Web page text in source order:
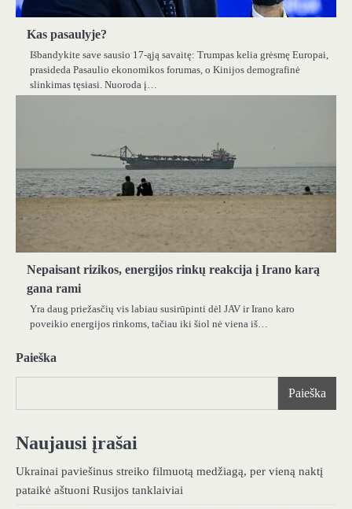
Kas pasaulyje?
Išbandykite save sausio 17-ąją savaitę: Trumpas kelia grėsmę Europai,
prasideda Pasaulio ekonomikos forumas, o Kinijos demografinė
slinkimas tęsiasi. Nuoroda į…
Nepaisant rizikos, energijos rinkų reakcija į Irano karą
gana rami
Yra daug priežasčių vis labiau susirūpinti dėl JAV ir Irano karo
poveikio energijos rinkoms, tačiau iki šiol nė viena iš…
Paieška
Paieška
Naujausi įrašai
Ukrainai paviešinus streiko filmuotą medžiagą, per vieną naktį
pataikė aštuoni Rusijos tanklaiviai